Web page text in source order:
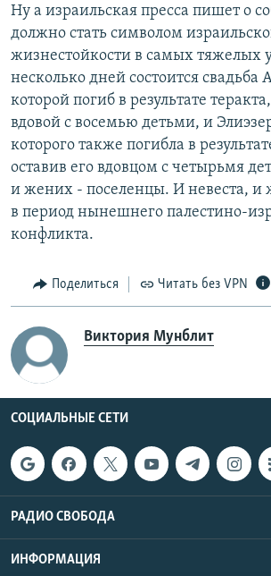
Ну а израильская пресса пишет о
должно стать символом
жизнестойкости в самых тяжелых
несколько дней состоится свадьба
которой погиб в результате
вдовой с восемью детьми, и
которого также погибла в
оставив его вдовцом с четырьмя
и жених - поселенцы. И невеста, и
в период нынешнего палестино-
конфликта.
Поделиться Читать без VPN
Виктория Мунблит
СОЦИАЛЬНЫЕ СЕТИ
РАДИО СВОБОДА
ИНФОРМАЦИЯ